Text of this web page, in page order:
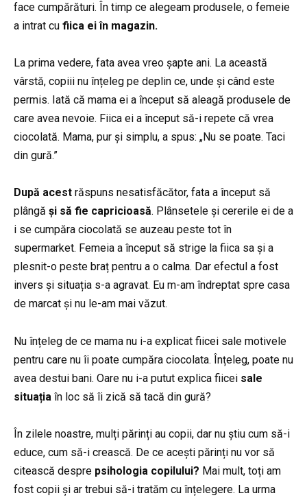
face cumpărături. În timp ce alegeam produsele, o femeie
a intrat cu fiica ei în magazin.
La prima vedere, fata avea vreo șapte ani. La această
vârstă, copiii nu înțeleg pe deplin ce, unde și când este
permis. Iată că mama ei a început să aleagă produsele de
care avea nevoie. Fiica ei a început să-i repete că vrea
ciocolată. Mama, pur și simplu, a spus: „Nu se poate. Taci
din gură.”
După acest răspuns nesatisfăcător, fata a început să
plângă și să fie capricioasă. Plânsetele și cererile ei de a
i se cumpăra ciocolată se auzeau peste tot în
supermarket. Femeia a început să strige la fiica sa și a
plesnit-o peste braț pentru a o calma. Dar efectul a fost
invers și situația s-a agravat. Eu m-am îndreptat spre casa
de marcat și nu le-am mai văzut.
Nu înțeleg de ce mama nu i-a explicat fiicei sale motivele
pentru care nu îi poate cumpăra ciocolata. Înțeleg, poate nu
avea destui bani. Oare nu i-a putut explica fiicei sale
situația în loc să îi zică să tacă din gură?
În zilele noastre, mulți părinți au copii, dar nu știu cum să-i
educe, cum să-i crească. De ce acești părinți nu vor să
citească despre psihologia copilului? Mai mult, toți am
fost copii și ar trebui să-i tratăm cu înțelegere. La urma